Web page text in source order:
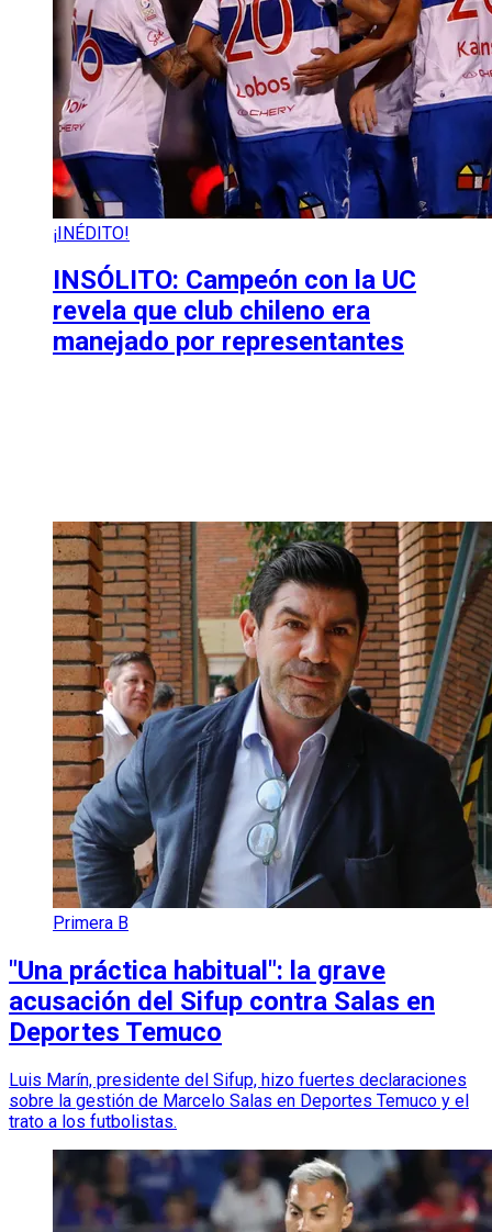
¡INÉDITO!
INSÓLITO: Campeón con la UC
revela que club chileno era
manejado por representantes
Primera B
"Una práctica habitual": la grave
acusación del Sifup contra Salas en
Deportes Temuco
Luis Marín, presidente del Sifup, hizo fuertes declaraciones
sobre la gestión de Marcelo Salas en Deportes Temuco y el
trato a los futbolistas.